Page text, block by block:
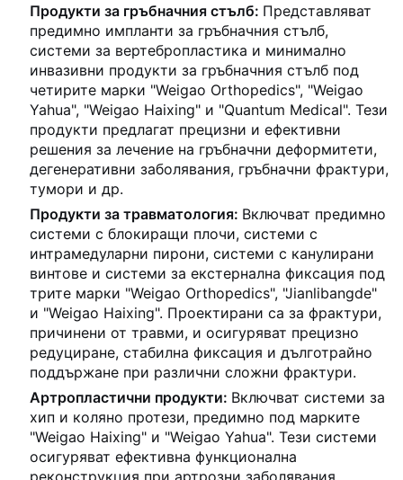
Продукти за гръбначния стълб: Представляват
предимно импланти за гръбначния стълб,
системи за вертебропластика и минимално
инвазивни продукти за гръбначния стълб под
четирите марки "Weigao Orthopedics", "Weigao
Yahua", "Weigao Haixing" и "Quantum Medical". Тези
продукти предлагат прецизни и ефективни
решения за лечение на гръбначни деформитети,
дегенеративни заболявания, гръбначни фрактури,
тумори и др.
Продукти за травматология: Включват предимно
системи с блокиращи плочи, системи с
интрамедуларни пирони, системи с канулирани
винтове и системи за екстернална фиксация под
трите марки "Weigao Orthopedics", "Jianlibangde"
и "Weigao Haixing". Проектирани са за фрактури,
причинени от травми, и осигуряват прецизно
редуциране, стабилна фиксация и дълготрайно
поддържане при различни сложни фрактури.
Артропластични продукти: Включват системи за
хип и коляно протези, предимно под марките
"Weigao Haixing" и "Weigao Yahua". Тези системи
осигуряват ефективна функционална
реконструкция при артрозни заболявания,